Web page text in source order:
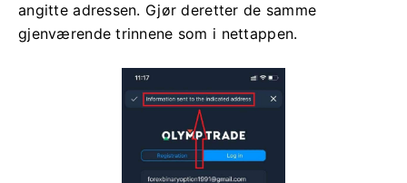
angitte adressen. Gjør deretter de samme
gjenværende trinnene som i nettappen.